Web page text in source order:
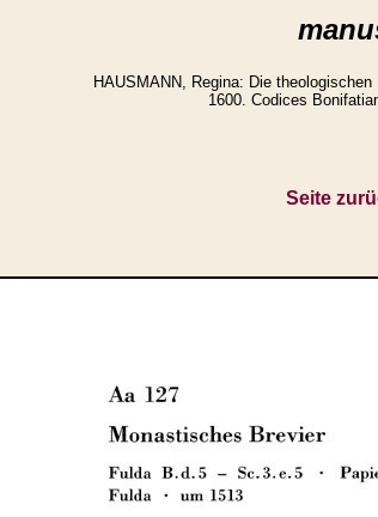
HAUSMANN, Regina: Die
1600. Codices
Seite